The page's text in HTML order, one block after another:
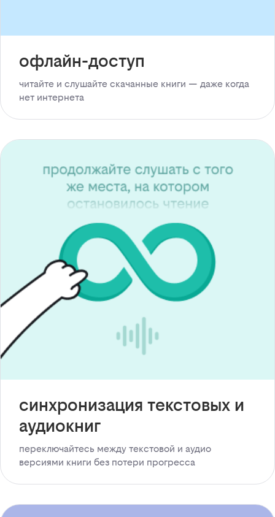
офлайн-доступ
читайте и слушайте скачанные книги — даже когда
нет интернета
синхронизация текстовых и
аудиокниг
переключайтесь между текстовой и аудио
версиями книги без потери прогресса